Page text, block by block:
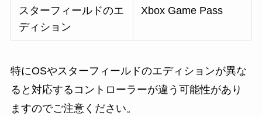
スターフィールドのエ
ディション
Xbox Game Pass
特にOSやスターフィールドのエディションが異な
ると対応するコントローラーが違う可能性があり
ますのでご注意ください。